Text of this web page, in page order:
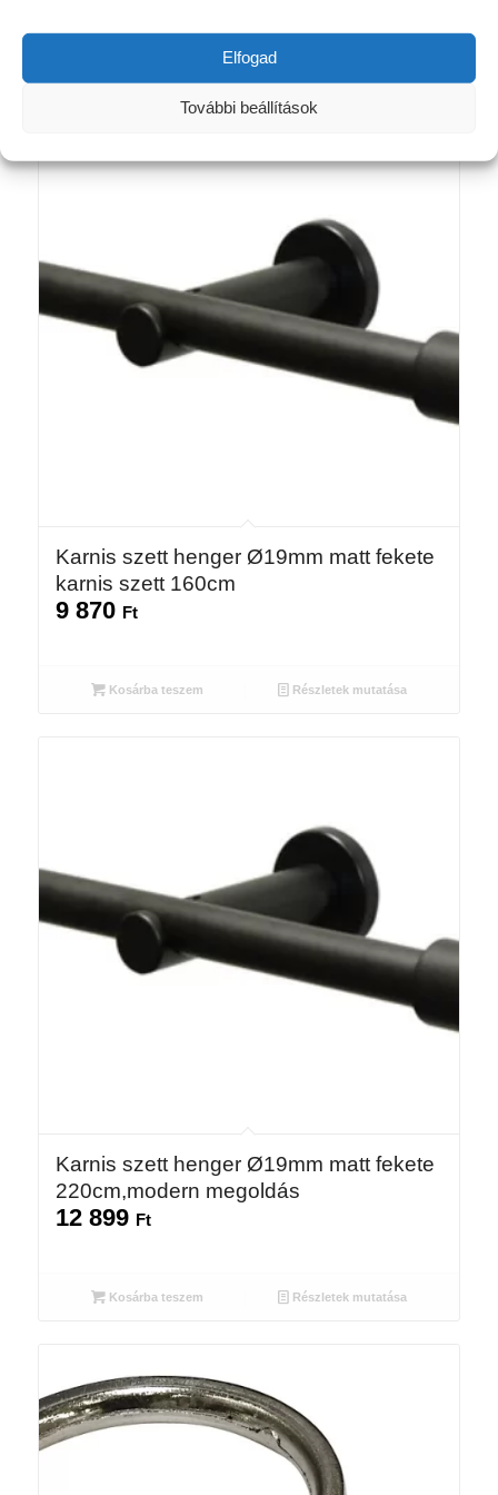
Elfogad
További beállítások
Kapcsolódó termékek
Karnis szett henger Ø19mm matt fekete
karnis szett 160cm
9 870 Ft
Kosárba teszem Részletek mutatása
Karnis szett henger Ø19mm matt fekete
220cm,modern megoldás
12 899 Ft
Kosárba teszem Részletek mutatása